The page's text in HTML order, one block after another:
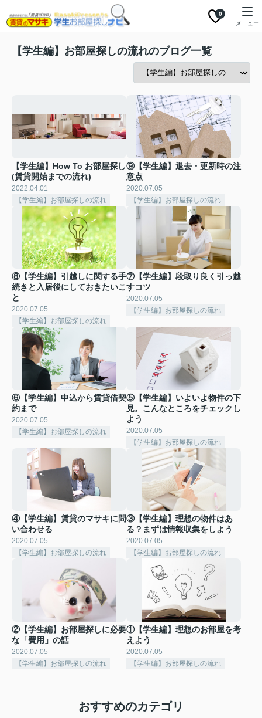
0
メニュー
【学生編】お部屋探しの流れのブログ一覧
【学生編】How To お部屋探し
(賃貸開始までの流れ)
2022.04.01
【学生編】お部屋探しの流れ
⑨【学生編】退去・更新時の注
意点
2020.07.05
【学生編】お部屋探しの流れ
⑧【学生編】引越しに関する手
続きと入居後にしておきたいこ
と
2020.07.05
【学生編】お部屋探しの流れ
⑦【学生編】段取り良く引っ越
すコツ
2020.07.05
【学生編】お部屋探しの流れ
⑥【学生編】申込から賃貸借契
約まで
2020.07.05
【学生編】お部屋探しの流れ
⑤【学生編】いよいよ物件の下
見。こんなところをチェックし
よう
2020.07.05
【学生編】お部屋探しの流れ
④【学生編】賃貸のマサキに問
い合わせる
2020.07.05
【学生編】お部屋探しの流れ
③【学生編】理想の物件はあ
る？まずは情報収集をしよう
2020.07.05
【学生編】お部屋探しの流れ
②【学生編】お部屋探しに必要
な「費用」の話
2020.07.05
【学生編】お部屋探しの流れ
①【学生編】理想のお部屋を考
えよう
2020.07.05
【学生編】お部屋探しの流れ
おすすめのカテゴリ